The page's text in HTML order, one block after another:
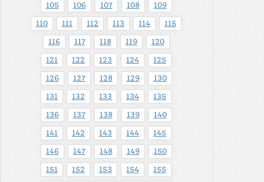
105 106 107 108 109
110 111 112 113 114 115
116 117 118 119 120
121 122 123 124 125
126 127 128 129 130
131 132 133 134 135
136 137 138 139 140
141 142 143 144 145
146 147 148 149 150
151 152 153 154 155